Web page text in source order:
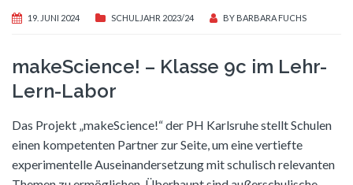
19. JUNI 2024 SCHULJAHR 2023/24 BY BARBARA FUCHS
makeScience! – Klasse 9c im Lehr-
Lern-Labor
Das Projekt „makeScience!“ der PH Karlsruhe stellt Schulen
einen kompetenten Partner zur Seite, um eine vertiefte
experimentelle Auseinandersetzung mit schulisch relevanten